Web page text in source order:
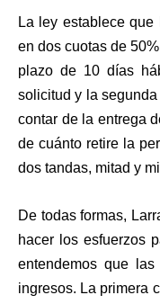
La ley establece
en dos cuotas de
plazo de 10 días
solicitud y la
contar de la entrega
de cuánto retire la
dos tandas, mitad y
De todas formas,
hacer los esfuerzos
entendemos que
ingresos. La primera